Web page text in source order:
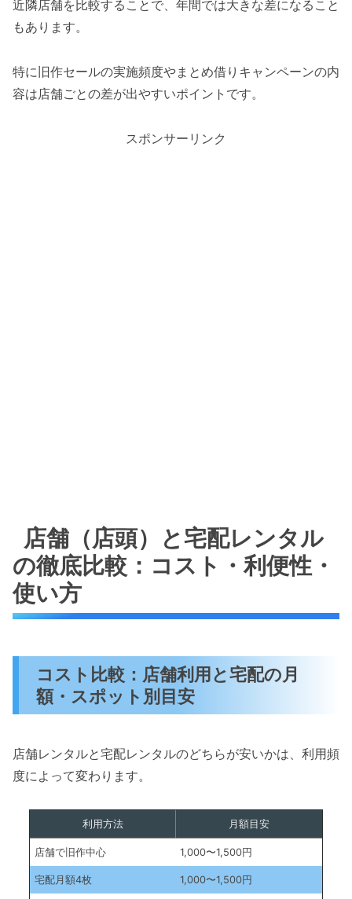
近隣店舗を比較することで、年間では大きな差になること
もあります。
特に旧作セールの実施頻度やまとめ借りキャンペーンの内
容は店舗ごとの差が出やすいポイントです。
スポンサーリンク
店舗（店頭）と宅配レンタル
の徹底比較：コスト・利便性・
使い方
コスト比較：店舗利用と宅配の月
額・スポット別目安
店舗レンタルと宅配レンタルのどちらが安いかは、利用頻
度によって変わります。
利用方法 月額目安
店舗で旧作中心 1,000〜1,500円
宅配月額4枚 1,000〜1,500円